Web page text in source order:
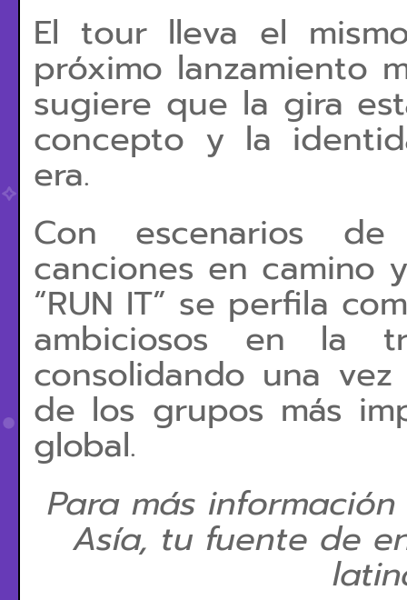
El tour lleva el
próximo lanzamiento
sugiere que la gira
concepto y la
era.
Con escenarios
canciones en camino
“RUN IT” se perfila
ambiciosos en la
consolidando una
de los grupos más
global.
Para más
Asía, tu fuente de